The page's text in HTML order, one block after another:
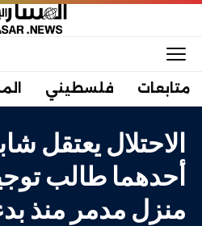
متابعات فلسطيني
الاحتلال يعتقل
منزل مدمر منذ